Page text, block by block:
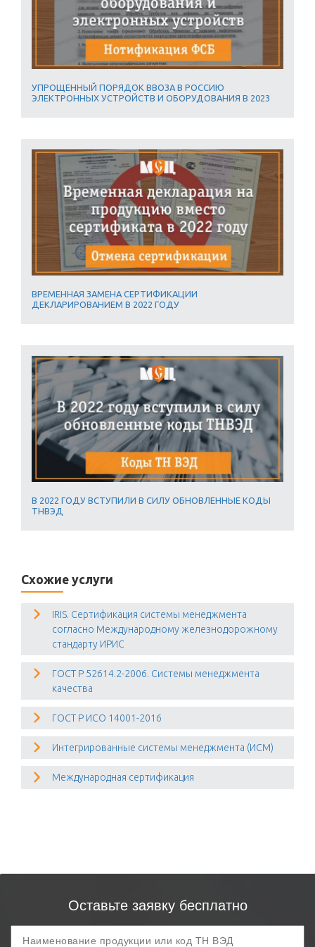
УПРОЩЕННЫЙ ПОРЯДОК ВВОЗА В РОССИЮ
ЭЛЕКТРОННЫХ УСТРОЙСТВ И ОБОРУДОВАНИЯ В 2023
ВРЕМЕННАЯ ЗАМЕНА СЕРТИФИКАЦИИ
ДЕКЛАРИРОВАНИЕМ В 2022 ГОДУ
В 2022 ГОДУ ВСТУПИЛИ В СИЛУ ОБНОВЛЕННЫЕ КОДЫ
ТНВЭД
Схожие услуги
IRIS. Сертификация системы менеджмента
согласно Международному железнодорожному
стандарту ИРИС
ГОСТ Р 52614.2-2006. Системы менеджмента
качества
ГОСТ Р ИСО 14001-2016
Интегрированные системы менеджмента (ИСМ)
Международная сертификация
Оставьте заявку бесплатно